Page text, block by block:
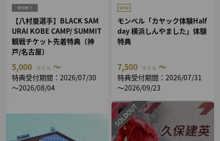
【八村塁選手】BLACK SAM
URAI KOBE CAMP/ SUMMIT
観戦チケット先着特典（神
戸/名古屋）
5,000 マイル ～
特典受付期間：2026/07/30
～2026/08/04
モンベル「カヤック体験Half
day 横浜しんやました」体験
特典
7,500 マイル ～
特典受付期間：2026/07/31
～2026/09/23